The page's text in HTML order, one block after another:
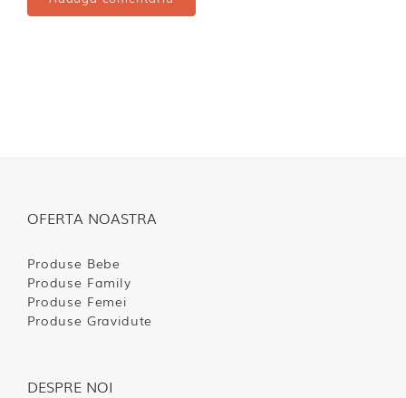
OFERTA NOASTRA
Produse Bebe
Produse Family
Produse Femei
Produse Gravidute
DESPRE NOI